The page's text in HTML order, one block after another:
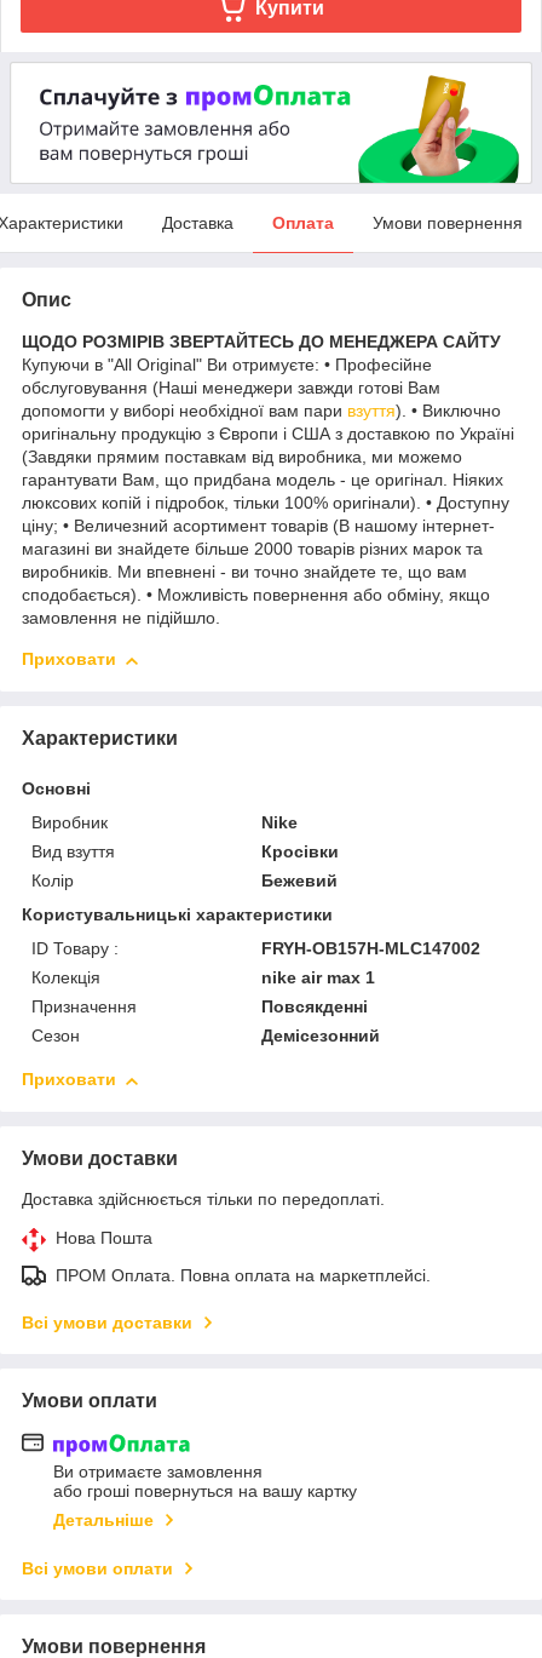
Купити
Доставка Оплата Умови повернення
Опис
ЩОДО РОЗМІРІВ ЗВЕРТАЙТЕСЬ ДО МЕНЕДЖЕРА САЙТУ
Купуючи в "All Original" Ви отримуєте: • Професійне
обслуговування (Наші менеджери завжди готові Вам
допомогти у виборі необхідної вам пари взуття). • Виключно
оригінальну продукцію з Європи і США з доставкою по Україні
(Завдяки прямим поставкам від виробника, ми можемо
гарантувати Вам, що придбана модель - це оригінал. Ніяких
люксових копій і підробок, тільки 100% оригінали). • Доступну
ціну; • Величезний асортимент товарів (В нашому інтернет-
магазині ви знайдете більше 2000 товарів різних марок та
виробників. Ми впевнені - ви точно знайдете те, що вам
сподобається). • Можливість повернення або обміну, якщо
замовлення не підійшло.
Приховати
Характеристики
Основні
Виробник
Nike
Вид взуття
Кросівки
Колір
Бежевий
Користувальницькі характеристики
ID Товару :
FRYH-OB157H-MLC147002
Колекція
nike air max 1
Призначення
Повсякденні
Сезон
Демісезонний
Приховати
Умови доставки
Доставка здійснюється тільки по передоплаті.
Нова Пошта
ПРОМ Оплата. Повна оплата на маркетплейсі.
Всі умови доставки
Умови оплати
Ви отримаєте замовлення
або гроші повернуться на вашу картку
Детальніше
Всі умови оплати
Умови повернення